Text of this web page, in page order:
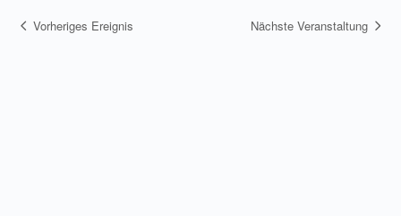
Vorheriges Ereignis Nächste Veranstaltung